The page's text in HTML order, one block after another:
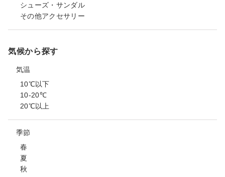
シューズ・サンダル
その他アクセサリー
気候から探す
気温
10℃以下
10-20℃
20℃以上
季節
春
夏
秋